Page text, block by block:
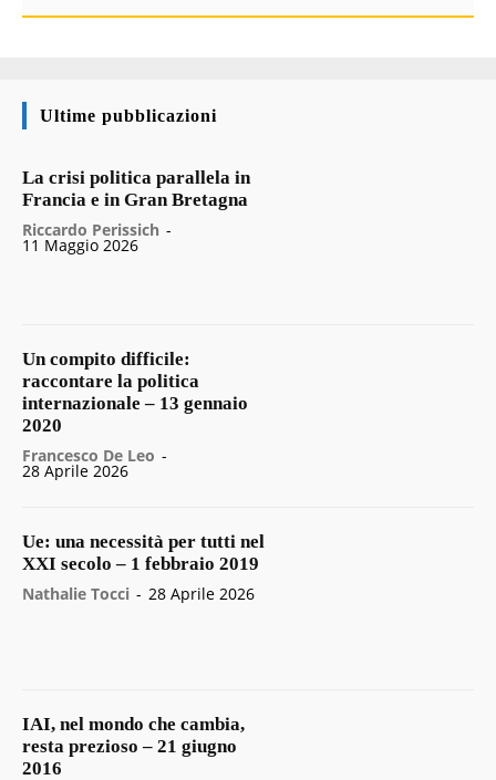
Ultime pubblicazioni
La crisi politica parallela in
Francia e in Gran Bretagna
Riccardo Perissich -
11 Maggio 2026
Un compito difficile:
raccontare la politica
internazionale – 13 gennaio
2020
Francesco De Leo -
28 Aprile 2026
Ue: una necessità per tutti nel
XXI secolo – 1 febbraio 2019
Nathalie Tocci - 28 Aprile 2026
IAI, nel mondo che cambia,
resta prezioso – 21 giugno
2016